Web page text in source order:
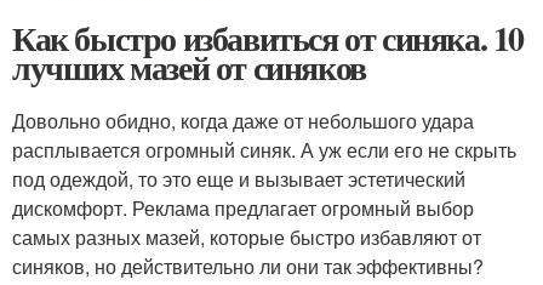
Как быстро избавиться от синяка. 10
лучших мазей от синяков
Довольно обидно, когда даже от небольшого удара
расплывается огромный синяк. А уж если его не скрыть
под одеждой, то это еще и вызывает эстетический
дискомфорт. Реклама предлагает огромный выбор
самых разных мазей, которые быстро избавляют от
синяков, но действительно ли они так эффективны?